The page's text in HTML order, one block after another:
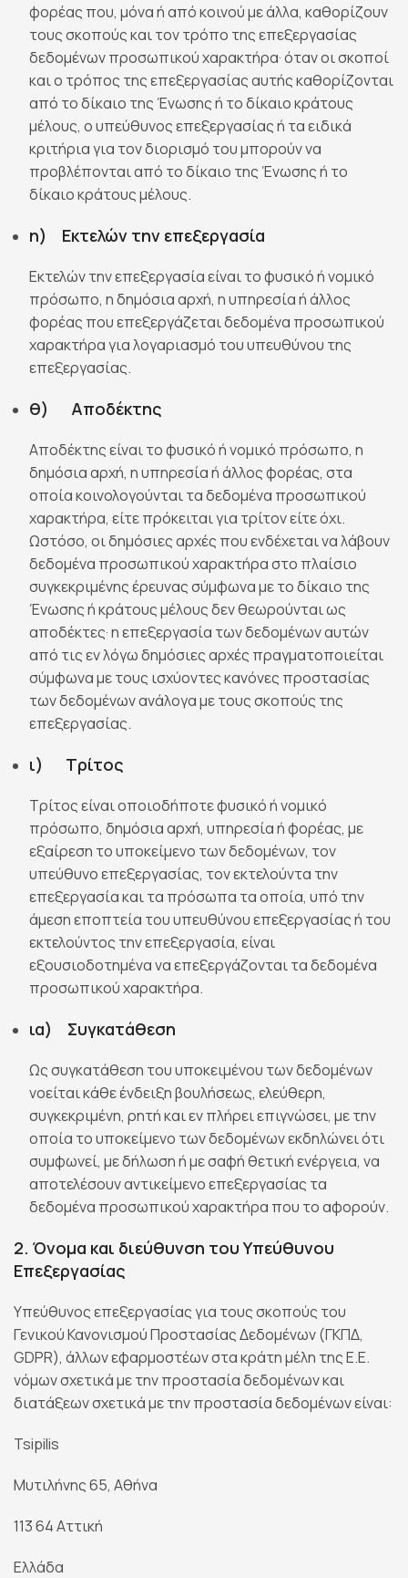
φορέας που, μόνα ή από κοινού με άλλα, καθορίζουν
τους σκοπούς και τον τρόπο της επεξεργασίας
δεδομένων προσωπικού χαρακτήρα· όταν οι σκοποί
και ο τρόπος της επεξεργασίας αυτής καθορίζονται
από το δίκαιο της Ένωσης ή το δίκαιο κράτους
μέλους, ο υπεύθυνος επεξεργασίας ή τα ειδικά
κριτήρια για τον διορισμό του μπορούν να
προβλέπονται από το δίκαιο της Ένωσης ή το
δίκαιο κράτους μέλους.
η) Εκτελών την επεξεργασία
Εκτελών την επεξεργασία είναι το φυσικό ή νομικό
πρόσωπο, η δημόσια αρχή, η υπηρεσία ή άλλος
φορέας που επεξεργάζεται δεδομένα προσωπικού
χαρακτήρα για λογαριασμό του υπευθύνου της
επεξεργασίας.
θ) Αποδέκτης
Αποδέκτης είναι το φυσικό ή νομικό πρόσωπο, η
δημόσια αρχή, η υπηρεσία ή άλλος φορέας, στα
οποία κοινολογούνται τα δεδομένα προσωπικού
χαρακτήρα, είτε πρόκειται για τρίτον είτε όχι.
Ωστόσο, οι δημόσιες αρχές που ενδέχεται να λάβουν
δεδομένα προσωπικού χαρακτήρα στο πλαίσιο
συγκεκριμένης έρευνας σύμφωνα με το δίκαιο της
Ένωσης ή κράτους μέλους δεν θεωρούνται ως
αποδέκτες· η επεξεργασία των δεδομένων αυτών
από τις εν λόγω δημόσιες αρχές πραγματοποιείται
σύμφωνα με τους ισχύοντες κανόνες προστασίας
των δεδομένων ανάλογα με τους σκοπούς της
επεξεργασίας.
ι) Τρίτος
Τρίτος είναι οποιοδήποτε φυσικό ή νομικό
πρόσωπο, δημόσια αρχή, υπηρεσία ή φορέας, με
εξαίρεση το υποκείμενο των δεδομένων, τον
υπεύθυνο επεξεργασίας, τον εκτελούντα την
επεξεργασία και τα πρόσωπα τα οποία, υπό την
άμεση εποπτεία του υπευθύνου επεξεργασίας ή του
εκτελούντος την επεξεργασία, είναι
εξουσιοδοτημένα να επεξεργάζονται τα δεδομένα
προσωπικού χαρακτήρα.
ια) Συγκατάθεση
Ως συγκατάθεση του υποκειμένου των δεδομένων
νοείται κάθε ένδειξη βουλήσεως, ελεύθερη,
συγκεκριμένη, ρητή και εν πλήρει επιγνώσει, με την
οποία το υποκείμενο των δεδομένων εκδηλώνει ότι
συμφωνεί, με δήλωση ή με σαφή θετική ενέργεια, να
αποτελέσουν αντικείμενο επεξεργασίας τα
δεδομένα προσωπικού χαρακτήρα που το αφορούν.
2. Όνομα και διεύθυνση του Υπεύθυνου
Επεξεργασίας
Υπεύθυνος επεξεργασίας για τους σκοπούς του
Γενικού Κανονισμού Προστασίας Δεδομένων (ΓΚΠΔ,
GDPR), άλλων εφαρμοστέων στα κράτη μέλη της Ε.Ε.
νόμων σχετικά με την προστασία δεδομένων και
διατάξεων σχετικά με την προστασία δεδομένων είναι:
Tsipilis
Μυτιλήνης 65, Αθήνα
113 64 Αττική
Ελλάδα